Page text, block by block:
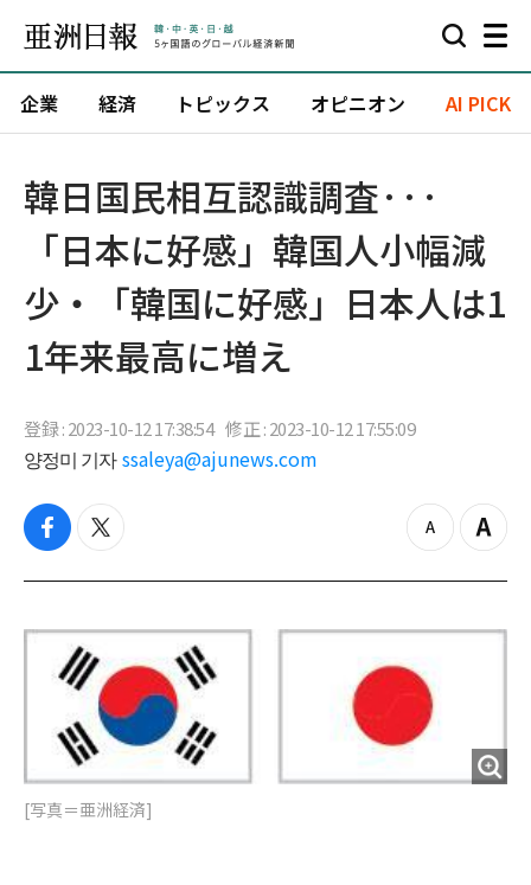
企業 経済 トピックス オピニオン AI PICK
韓日国民相互認識調査···
「日本に好感」韓国人小幅減
少・「韓国に好感」日本人は1
1年来最高に増え
登録 : 2023-10-12 17:38:54 修正 : 2023-10-12 17:55:09
양정미 기자 ssaleya@ajunews.com
f
c
b
t
i
t
z
o
o
Z
o
i
[写真＝亜洲経済]